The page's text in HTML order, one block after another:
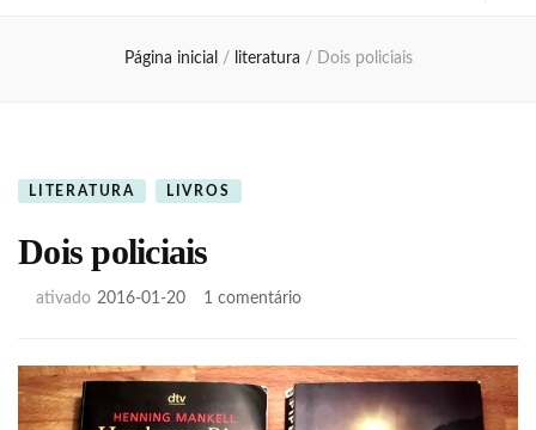
Página inicial / literatura / Dois policiais
LITERATURA LIVROS
Dois policiais
ativado 2016-01-20 1 comentárioem